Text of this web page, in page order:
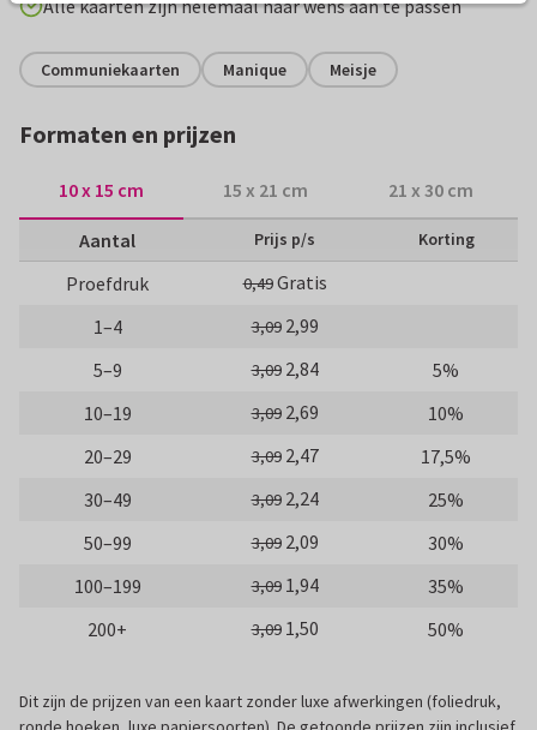
Alle kaarten zijn helemaal naar wens aan te passen
Communiekaarten Manique Meisje
Formaten en prijzen
10 x 15 cm 15 x 21 cm 21 x 30 cm
Aantal Prijs p/s Korting
Proefdruk 0,49Gratis
1–4
3,09 2,99
5–9
3,09 2,84
5%
10–19
3,09 2,69
10%
20–29
3,09 2,47
17,5%
30–49
3,09 2,24
25%
50–99
3,09 2,09
30%
100–199
3,09 1,94
35%
200+
3,09 1,50 50%
Dit zijn de prijzen van een kaart zonder luxe afwerkingen (foliedruk,